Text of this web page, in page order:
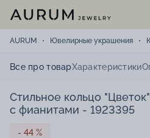
AURUM Ювелирные украшения
Все про товарХарактеристики
Стильное кольцо
с фианитами - 1923395
- 44 %